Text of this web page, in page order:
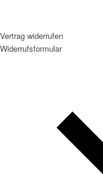
Vertrag widerrufen
Widerrufsformular